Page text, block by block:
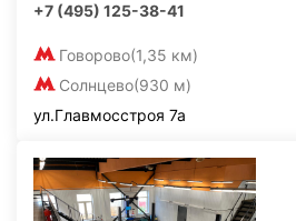
+7 (495) 125-38-41
Говорово(1,35 км)
Солнцево(930 м)
ул.Главмосстроя 7а